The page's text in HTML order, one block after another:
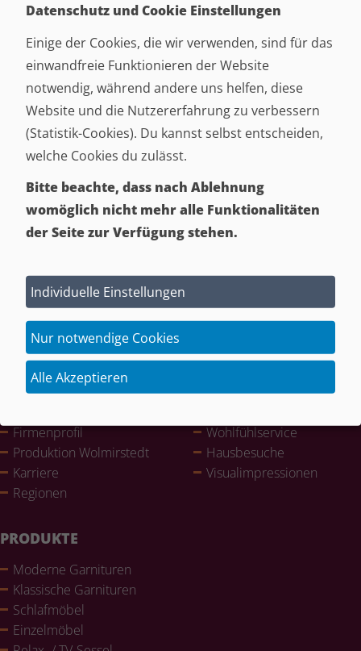
IHR RAUMAUSSTATTER
AUSBAU- &
MONTAGESERVICE
NEHMEN SIE KONTAKT ZU UNS AUF:
Sie haben Fragen zu unseren Produkten oder
INFORMATIONEN
Bar­rie­re­frei­heit
Barriere melden
Impressum
Kontakt
Fir­men­pro­fil
Pro­duk­tion Wol­mir­stedt
Karriere
Regionen
Neubezüge
Ein­rich­tungs­pla­ner
Wohl­fühlser­vice
Haus­be­su­che
Visualim­pres­sio­nen
PRODUKTE
Moderne Gar­ni­tu­ren
Klas­si­sche Gar­ni­tu­ren
Schlaf­mö­bel
Ein­zel­mö­bel
Datenschutz und Cookie Einstellungen
Einige der Cookies, die wir verwenden, sind für das
einwandfreie Funktionieren der Website
notwendig, während andere uns helfen, diese
Website und die Nutzererfahrung zu verbessern
(Statistik-Cookies). Du kannst selbst entscheiden,
welche Cookies du zulässt.
Bitte beachte, dass nach Ablehnung
womöglich nicht mehr alle Funktionalitäten
der Seite zur Verfügung stehen.
Individuelle Einstellungen
Nur notwendige Cookies
Alle Akzeptieren